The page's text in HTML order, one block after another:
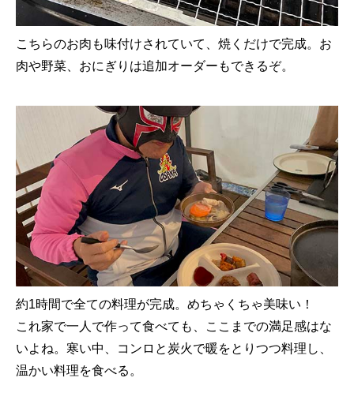
こちらのお肉も味付けされていて、焼くだけで完成。お
肉や野菜、おにぎりは追加オーダーもできるぞ。
約1時間で全ての料理が完成。めちゃくちゃ美味い！
これ家で一人で作って食べても、ここまでの満足感はな
いよね。寒い中、コンロと炭火で暖をとりつつ料理し、
温かい料理を食べる。